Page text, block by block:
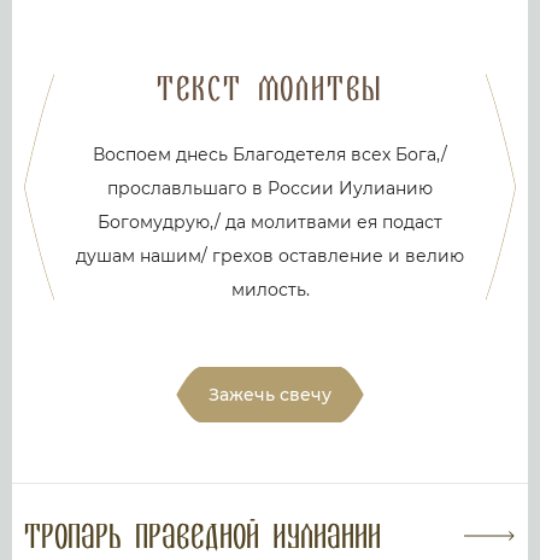
Текст молитвы
Воспоем днесь Благодетеля всех Бога,/
прославльшаго в России Иулианию
Богомудрую,/ да молитвами ея подаст
душам нашим/ грехов оставление и велию
милость.
Зажечь свечу
Тропарь праведной Иулиании